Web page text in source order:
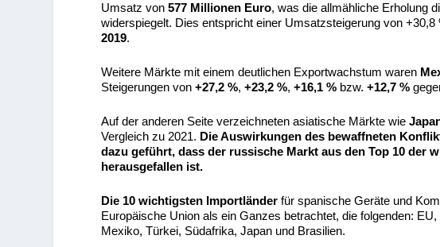
Umsatz von577 Millionen Euro, was die allmähliche Erholung
widerspiegelt. Dies entspricht einer Umsatzsteigerung von
2019.
Weitere Märkte mit einem deutlichen Exportwachstum waren
Steigerungen von+27,2 %,+23,2 %,+16,1 % bzw.+12,7 %
Auf der anderen Seite verzeichneten asiatische Märkte wie
Vergleich zu 2021. Die Auswirkungen des bewaffneten
dazu geführt, dass der russische Markt aus den Top 10 der
herausgefallen ist.
Die 10 wichtigsten Importländer für spanische Geräte und
Europäische Union als ein Ganzes betrachtet, die folgenden:
Mexiko, Türkei, Südafrika, Japan und Brasilien.